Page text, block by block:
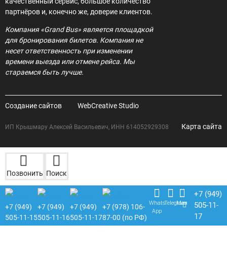
партнёров и, конечно же, доверие клиентов.
Компания «Grand Bus» является площадкой
для бронирования билетов. Компания не
несет ответственность при изменении
времени выезда или отмене рейса. Мы
стараемся быть лучше.
Создание сайтов WebCreative Studio
ИП Крышмару Алексей Васильевич, ИНН 614052929308 Карта сайта
Позвонить Поиск
+7 (949)
505-11-15
+7 (949)
505-11-16
+7 (949)
505-11-17
+7 (978) 106-
87-00 (по РФ)
Whats
App
Telegram
Max
+7 (949)
505-11-
17